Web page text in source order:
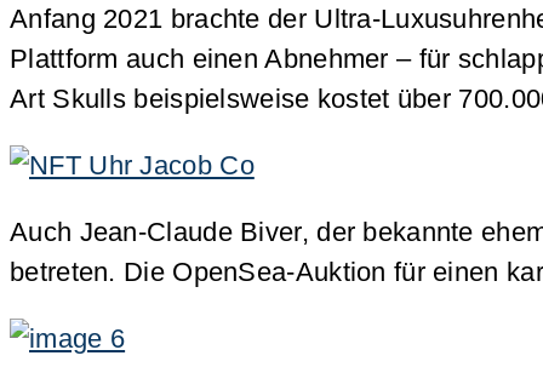
Anfang 2021 brachte der Ultra-
Plattform auch einen Abnehmer – für
Art Skulls beispielsweise kostet über
Auch Jean-Claude Biver, der bekannte
betreten. Die OpenSea-Auktion für einen